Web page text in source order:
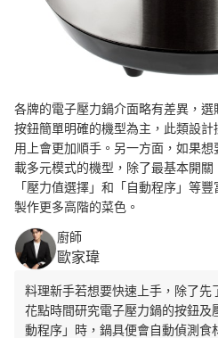
各牌的電子壓力鍋介面略有差異，選
按鈕簡單明確的機型為主，此類設
用上會更加順手。另一方面，如果
載多元模式的機型，除了最基本開
「壓力值選擇」和「自動程序」等
製作更多高階的菜色。
廚師
歐家瑋
料理新手若想要快速上手，除了先
花點時間研究電子壓力鍋的按鈕及
動程序」時，鍋具便會自動偵測食